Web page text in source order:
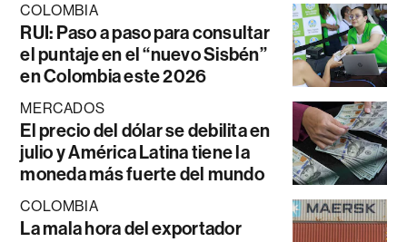
COLOMBIA
RUI: Paso a paso para consultar
el puntaje en el “nuevo Sisbén”
en Colombia este 2026
MERCADOS
El precio del dólar se debilita en
julio y América Latina tiene la
moneda más fuerte del mundo
COLOMBIA
La mala hora del exportador